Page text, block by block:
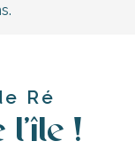
Ré
l'île !